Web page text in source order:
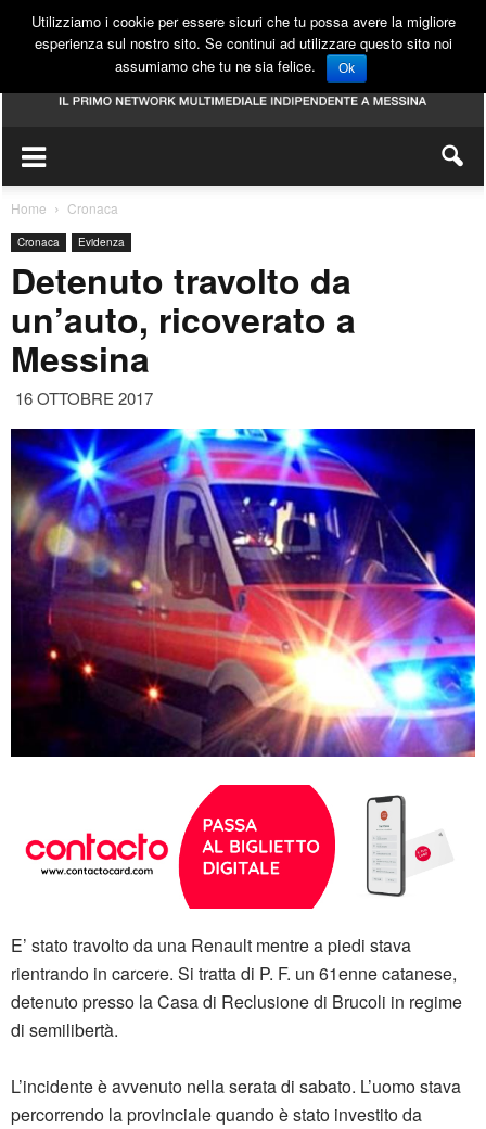
Home Cronaca
Cronaca Evidenza
Detenuto travolto da
un’auto, ricoverato a
Messina
16 OTTOBRE 2017
E’ stato travolto da una Renault mentre a piedi stava
rientrando in carcere. Si tratta di P. F. un 61enne catanese,
detenuto presso la Casa di Reclusione di Brucoli in regime
di semilibertà.
L’incidente è avvenuto nella serata di sabato. L’uomo stava
percorrendo la provinciale quando è stato investito da
Utilizziamo i cookie per essere sicuri che tu possa avere la migliore
esperienza sul nostro sito. Se continui ad utilizzare questo sito noi
assumiamo che tu ne sia felice.
Ok